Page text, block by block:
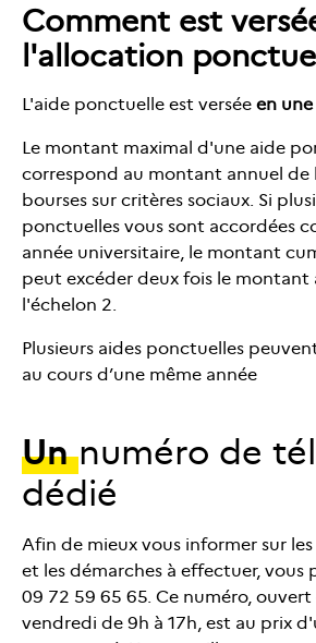
Comment est
l'allocation
L'aide ponctuelle est versée en
Le montant maximal d'une aide
correspond au montant annuel de
bourses sur critères sociaux. Si
ponctuelles vous sont accordées
année universitaire, le montant
peut excéder deux fois le montant
l'échelon 2.
Plusieurs aides ponctuelles
au cours d’une même année
Unnuméro de
dédié
Afin de mieux vous informer sur
et les démarches à effectuer, vous
09 72 59 65 65. Ce numéro,
vendredi de 9h à 17h, est au prix